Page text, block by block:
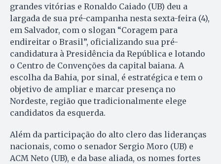
grandes vitórias e Ronaldo Caiado (UB) deu a
largada de sua pré-campanha nesta sexta-feira (4),
em Salvador, com o slogan “Coragem para
endireitar o Brasil”, oficializando sua pré-
candidatura à Presidência da República e lotando
o Centro de Convenções da capital baiana. A
escolha da Bahia, por sinal, é estratégica e tem o
objetivo de ampliar e marcar presença no
Nordeste, região que tradicionalmente elege
candidatos da esquerda.
Além da participação do alto clero das lideranças
nacionais, como o senador Sergio Moro (UB) e
ACM Neto (UB), e da base aliada, os nomes fortes